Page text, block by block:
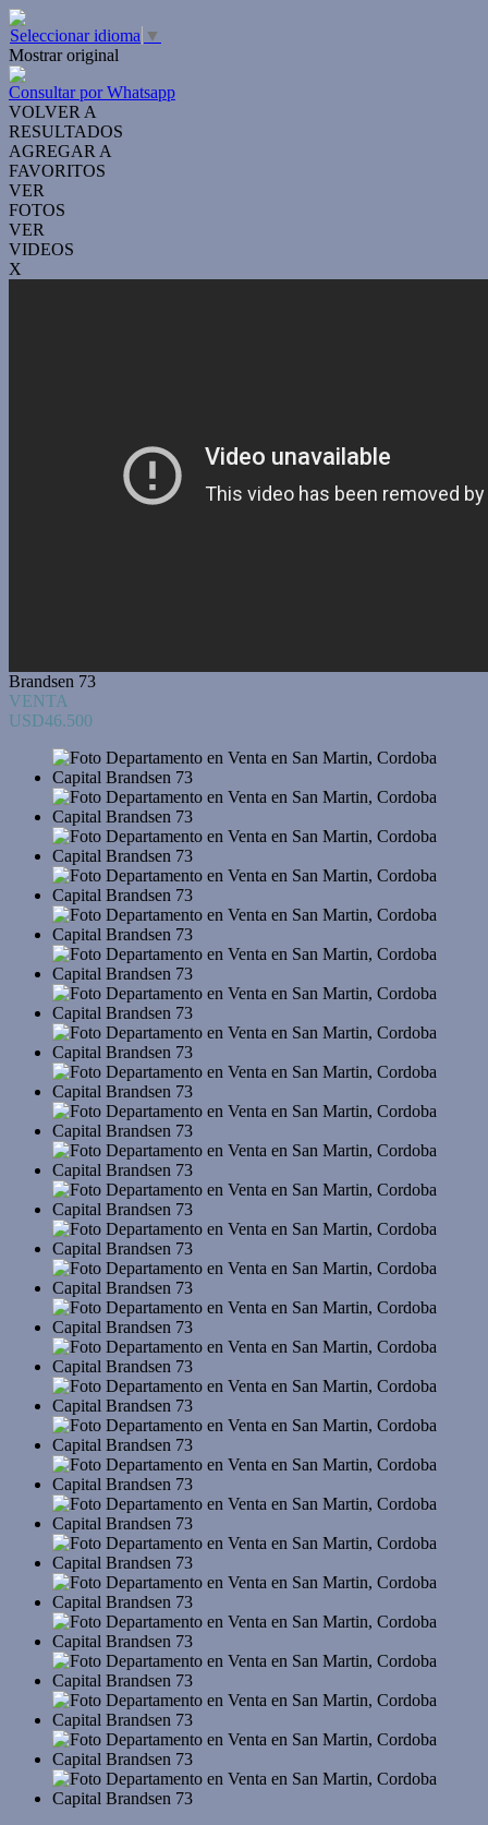
Seleccionar idioma ▼
Mostrar original
Consultar por Whatsapp
VOLVER A
RESULTADOS
AGREGAR A
FAVORITOS
VER
FOTOS
VER
VIDEOS
X
Brandsen 73
VENTA
USD46.500